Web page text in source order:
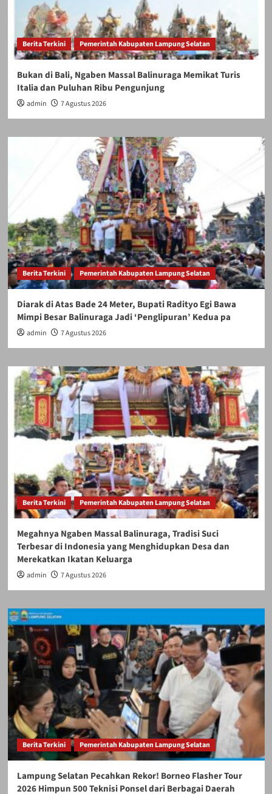
Berita Terkini Pemerintah Kabupaten Lampung Selatan
Bukan di Bali, Ngaben Massal Balinuraga Memikat Turis
Italia dan Puluhan Ribu Pengunjung
admin 7 Agustus 2026
Berita Terkini Pemerintah Kabupaten Lampung Selatan
Diarak di Atas Bade 24 Meter, Bupati Radityo Egi Bawa
Mimpi Besar Balinuraga Jadi ‘Penglipuran’ Kedua pa
admin 7 Agustus 2026
Berita Terkini Pemerintah Kabupaten Lampung Selatan
Megahnya Ngaben Massal Balinuraga, Tradisi Suci
Terbesar di Indonesia yang Menghidupkan Desa dan
Merekatkan Ikatan Keluarga
admin 7 Agustus 2026
Berita Terkini Pemerintah Kabupaten Lampung Selatan
Lampung Selatan Pecahkan Rekor! Borneo Flasher Tour
2026 Himpun 500 Teknisi Ponsel dari Berbagai Daerah